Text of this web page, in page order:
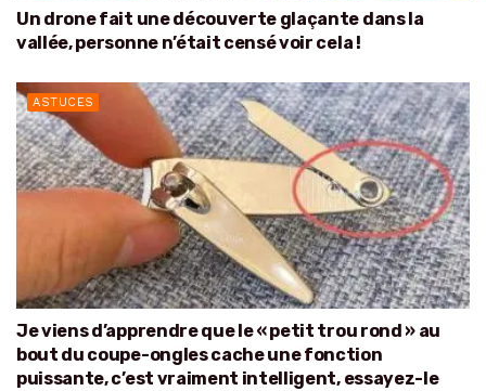
Un drone fait une découverte glaçante dans la
vallée, personne n’était censé voir cela !
ASTUCES
Je viens d’apprendre que le « petit trou rond » au
bout du coupe-ongles cache une fonction
puissante, c’est vraiment intelligent, essayez-le